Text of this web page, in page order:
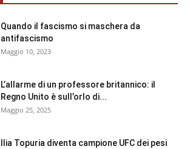
Quando il fascismo si maschera da
antifascismo
Maggio 10, 2023
L’allarme di un professore britannico: il
Regno Unito è sull’orlo di...
Maggio 25, 2025
Ilia Topuria diventa campione UFC dei pesi